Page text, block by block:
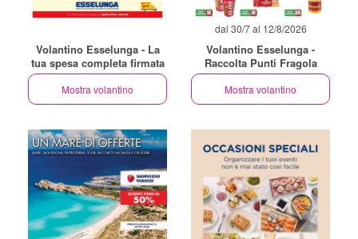
Volantino Esselunga - La
tua spesa completa firmata
Mostra volantino
dal 30/7 al 12/8/2026
Volantino Esselunga -
Raccolta Punti Fragola
Mostra volantino